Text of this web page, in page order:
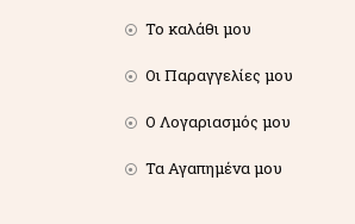
Το καλάθι μου
Οι Παραγγελίες μου
Ο Λογαριασμός μου
Τα Αγαπημένα μου